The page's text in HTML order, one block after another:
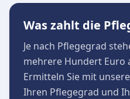
Was zahlt die
Je nach Pflegegrad
mehrere Hundert Euro
Ermitteln Sie mit
Ihren Pflegegrad und